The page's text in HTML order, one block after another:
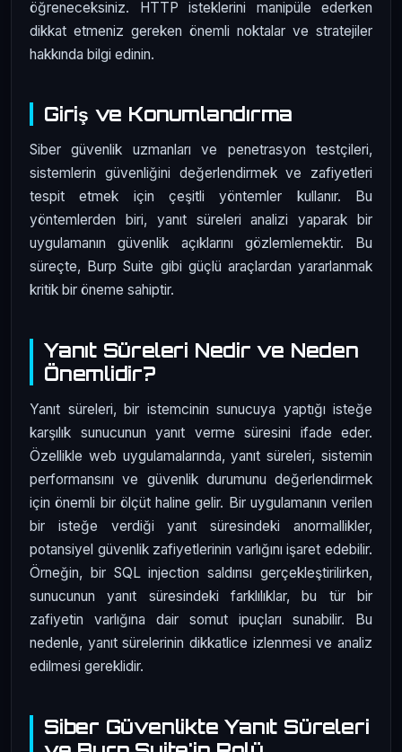
öğreneceksiniz. HTTP isteklerini manipüle ederken
dikkat etmeniz gereken önemli noktalar ve stratejiler
hakkında bilgi edinin.
Giriş ve Konumlandırma
Siber güvenlik uzmanları ve penetrasyon testçileri,
sistemlerin güvenliğini değerlendirmek ve zafiyetleri
tespit etmek için çeşitli yöntemler kullanır. Bu
yöntemlerden biri, yanıt süreleri analizi yaparak bir
uygulamanın güvenlik açıklarını gözlemlemektir. Bu
süreçte, Burp Suite gibi güçlü araçlardan yararlanmak
kritik bir öneme sahiptir.
Yanıt Süreleri Nedir ve Neden
Önemlidir?
Yanıt süreleri, bir istemcinin sunucuya yaptığı isteğe
karşılık sunucunun yanıt verme süresini ifade eder.
Özellikle web uygulamalarında, yanıt süreleri, sistemin
performansını ve güvenlik durumunu değerlendirmek
için önemli bir ölçüt haline gelir. Bir uygulamanın verilen
bir isteğe verdiği yanıt süresindeki anormallikler,
potansiyel güvenlik zafiyetlerinin varlığını işaret edebilir.
Örneğin, bir SQL injection saldırısı gerçekleştirilirken,
sunucunun yanıt süresindeki farklılıklar, bu tür bir
zafiyetin varlığına dair somut ipuçları sunabilir. Bu
nedenle, yanıt sürelerinin dikkatlice izlenmesi ve analiz
edilmesi gereklidir.
Siber Güvenlikte Yanıt Süreleri